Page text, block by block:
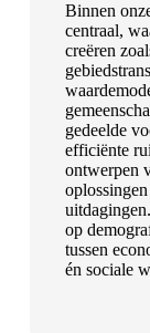
Binnen
centraal,
creëren
gedeelde
efficiënte
ontwerpen
op
tussen
én sociale